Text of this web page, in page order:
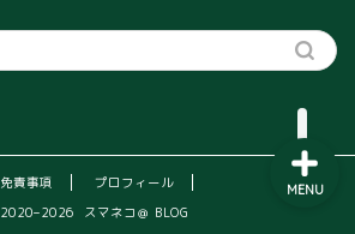
免責事項
プロフィール
2020–2026 スマネコ＠ BLOG
MENU